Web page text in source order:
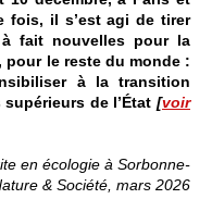
fois, il s’est agi de tirer
fait nouvelles pour la
pour le reste du monde :
à la transition
de l’État [voir
en écologie à Sorbonne-
& Société, mars 2026